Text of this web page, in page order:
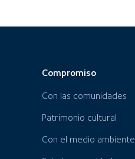
Compromiso
Con las comunidades
Patrimonio cultural
Con el medio ambiente